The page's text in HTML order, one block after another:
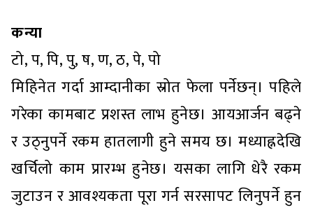
कन्या
टो, प, पि, पु, ष, ण, ठ, पे, पो
मिहिनेत गर्दा आम्दानीका स्रोत फेला पर्नेछन्। पहिले
गरेका कामबाट प्रशस्त लाभ हुनेछ। आयआर्जन बढ्ने
र उठ्नुपर्ने रकम हातलागी हुने समय छ। मध्याह्नदेखि
खर्चिलो काम प्रारम्भ हुनेछ। यसका लागि धेरै रकम
जुटाउन र आवश्यकता पूरा गर्न सरसापट लिनुपर्ने हुन